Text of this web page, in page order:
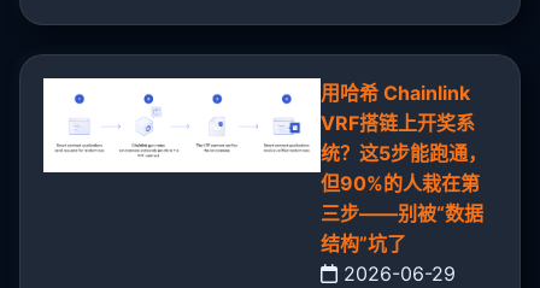
用哈希 Chainlink
VRF搭链上开奖系
统？这5步能跑通，
但90%的人栽在第
三步——别被“数据
结构”坑了
2026-06-29